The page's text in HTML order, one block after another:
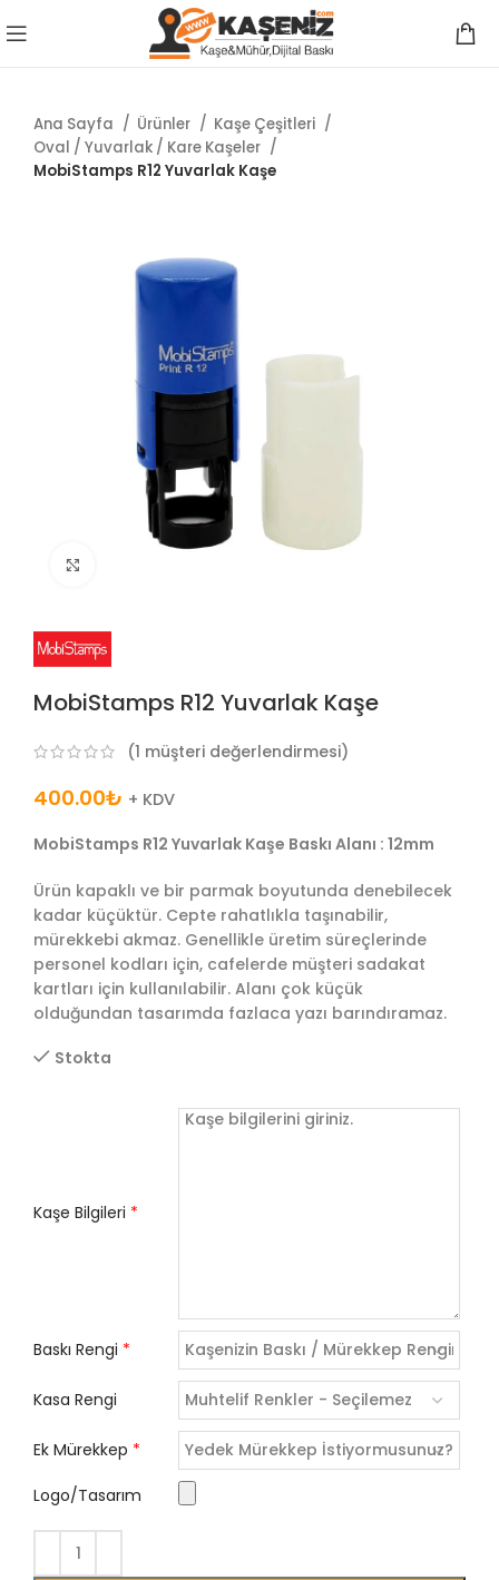
Ana Sayfa Ürünler
Kaşe Çeşitleri
Oval / Yuvarlak / Kare Kaşeler
MobiStamps R12 Yuvarlak Kaşe
MobiStamps R12 Yuvarlak Kaşe
(1 müşteri değerlendirmesi)
400.00₺ + KDV
MobiStamps R12 Yuvarlak Kaşe Baskı Alanı : 12mm
Ürün kapaklı ve bir parmak boyutunda denebilecek
kadar küçüktür. Cepte rahatlıkla taşınabilir,
mürekkebi akmaz. Genellikle üretim süreçlerinde
personel kodları için, cafelerde müşteri sadakat
kartları için kullanılabilir. Alanı çok küçük
olduğundan tasarımda fazlaca yazı barındıramaz.
Stokta
Kaşe Bilgileri *
Baskı Rengi *
Kasa Rengi
Ek Mürekkep *
Logo/Tasarım